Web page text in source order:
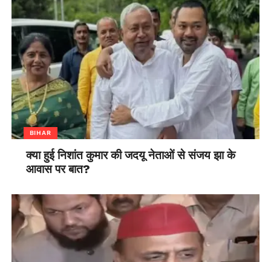
BIHAR
क्या हुई निशांत कुमार की जदयू नेताओं से संजय झा के
आवास पर बात?